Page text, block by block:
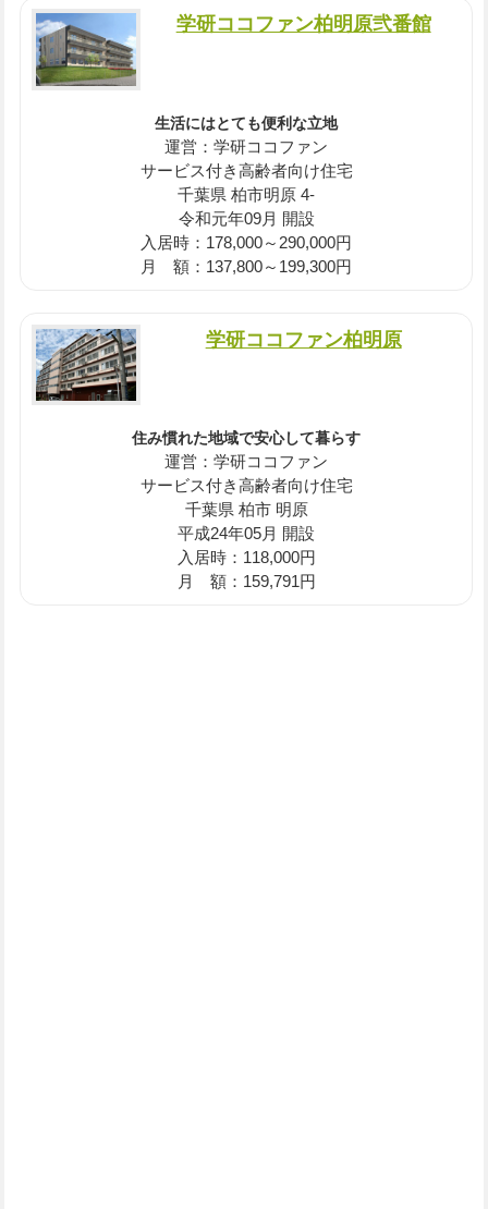
学研ココファン柏明原弐番館
生活にはとても便利な立地
運営：学研ココファン
サービス付き高齢者向け住宅
千葉県 柏市明原 4-
令和元年09月 開設
入居時：178,000～290,000円
月 額：137,800～199,300円
学研ココファン柏明原
住み慣れた地域で安心して暮らす
運営：学研ココファン
サービス付き高齢者向け住宅
千葉県 柏市 明原
平成24年05月 開設
入居時：118,000円
月 額：159,791円